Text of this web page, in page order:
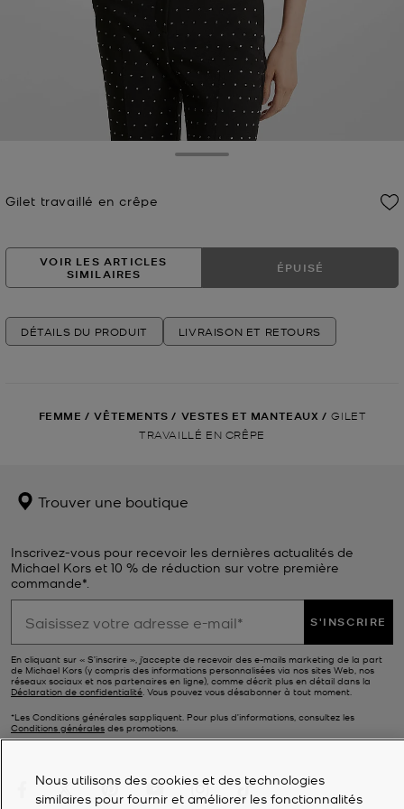
Gilet travaillé en crêpe
VOIR LES ARTICLES
SIMILAIRES
ÉPUISÉ
DÉTAILS DU PRODUIT LIVRAISON ET RETOURS
FEMME / VÊTEMENTS / VESTES ET MANTEAUX / GILET
TRAVAILLÉ EN CRÊPE
Trouver une boutique
Inscrivez-vous pour recevoir les dernières actualités de
Michael Kors et 10 % de réduction sur votre première
commande*.
S'INSCRIRE
En cliquant sur « S’inscrire », j’accepte de recevoir des e-mails marketing de la part
de Michael Kors (y compris des informations personnalisées via nos sites Web, nos
réseaux sociaux et nos partenaires en ligne), comme décrit plus en détail dans la
Déclaration de confidentialité. Vous pouvez vous désabonner à tout moment.
*Les Conditions générales sappliquent. Pour plus d’informations, consultez les
Conditions générales des promotions.
Nous utilisons des cookies et des technologies
similaires pour fournir et améliorer les fonctionnalités